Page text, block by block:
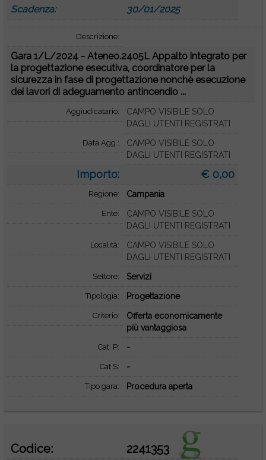
Scadenza: 30/01/2025
Descrizione:
Gara 1/L/2024 - Ateneo.2405L Appalto integrato per
la progettazione esecutiva, coordinatore per la
sicurezza in fase di progettazione nonchè esecuzione
dei lavori di adeguamento antincendio ...
Aggiudicatario:
CAMPO VISIBILE SOLO
DAGLI UTENTI REGISTRATI
Data Agg.:
CAMPO VISIBILE SOLO
DAGLI UTENTI REGISTRATI
Importo: € 0,00
Regione: Campania
Ente:
CAMPO VISIBILE SOLO
DAGLI UTENTI REGISTRATI
Località:
CAMPO VISIBILE SOLO
DAGLI UTENTI REGISTRATI
Settore: Servizi
Tipologia: Progettazione
Criterio:
Offerta economicamente
più vantaggiosa
Cat. P: -
Cat S: -
Tipo gara: Procedura aperta
Codice: 2241353